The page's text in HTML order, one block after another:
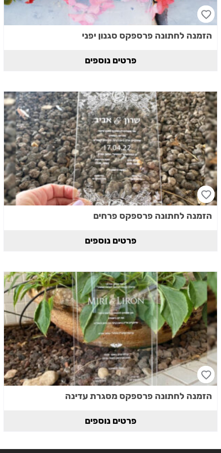
הזמנה לחתונה פרספקס סגנון יפני
פרטים נוספים
הזמנה לחתונה פרספקס פרחים
פרטים נוספים
הזמנה לחתונה פרספקס מסגרת עדינה
פרטים נוספים